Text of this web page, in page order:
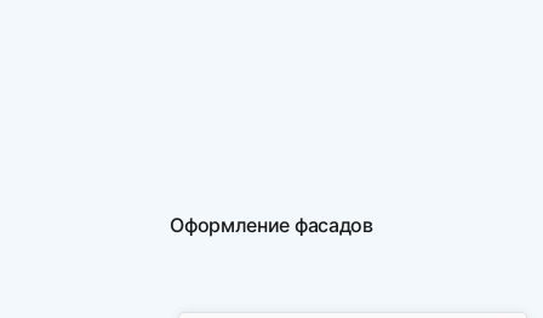
Оформление фасадов